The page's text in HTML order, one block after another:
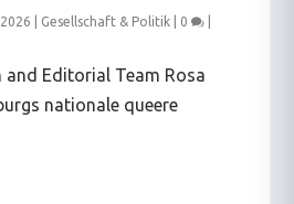
Gesellschaft & Politik 0
and Editorial Team Rosa
nationale queere